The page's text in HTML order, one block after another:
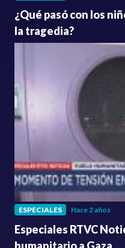
¿Qué pasó con los
la tragedia?
ESPECIALES Hace 2 años
Especiales RTVC